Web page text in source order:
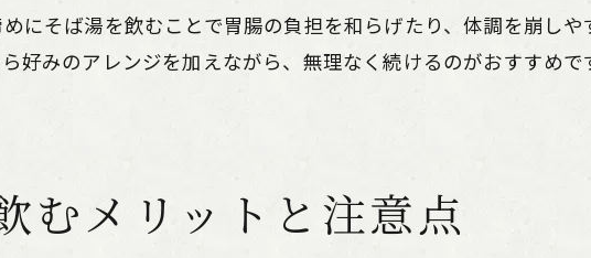
にそば湯を飲むことで胃腸の負担を和らげたり、体調を崩し
好みのアレンジを加えながら、無理なく続けるのがおすすめ
むメリットと注意点